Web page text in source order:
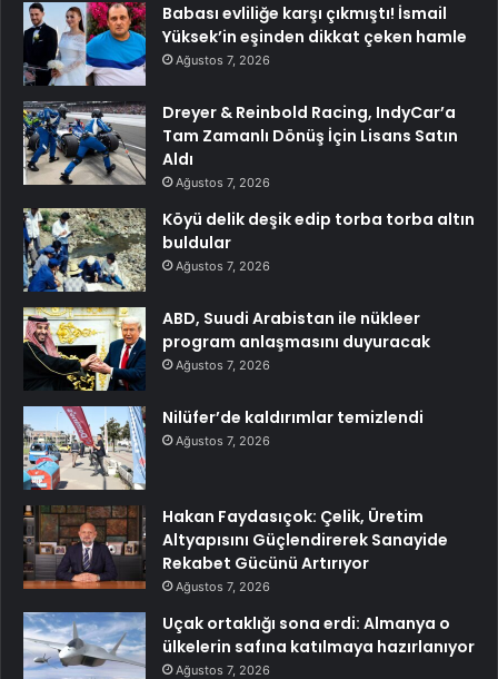
Babası evliliğe karşı çıkmıştı! İsmail
Yüksek’in eşinden dikkat çeken hamle
Ağustos 7, 2026
Dreyer & Reinbold Racing, IndyCar’a
Tam Zamanlı Dönüş İçin Lisans Satın
Aldı
Ağustos 7, 2026
Köyü delik deşik edip torba torba altın
buldular
Ağustos 7, 2026
ABD, Suudi Arabistan ile nükleer
program anlaşmasını duyuracak
Ağustos 7, 2026
Nilüfer’de kaldırımlar temizlendi
Ağustos 7, 2026
Hakan Faydasıçok: Çelik, Üretim
Altyapısını Güçlendirerek Sanayide
Rekabet Gücünü Artırıyor
Ağustos 7, 2026
Uçak ortaklığı sona erdi: Almanya o
ülkelerin safına katılmaya hazırlanıyor
Ağustos 7, 2026